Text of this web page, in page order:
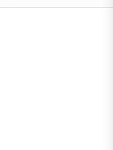
boligerne her.